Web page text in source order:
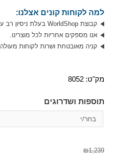
למה לקוחות קונים אצלנו:
קבוצת WorldShop בעלת ניסיון רב עם סניף נוסף בארה”ב.
אנו מספקים אחריות לכל מוצרינו.
קניה מאובטחת ושרות לקוחות מעולה
מק"ט: 8052
תוספות ושדרוגים
₪1,239